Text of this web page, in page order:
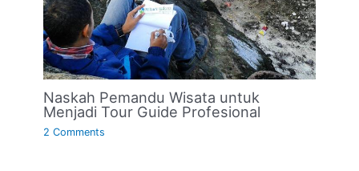
Naskah Pemandu Wisata untuk
Menjadi Tour Guide Profesional
2 Comments